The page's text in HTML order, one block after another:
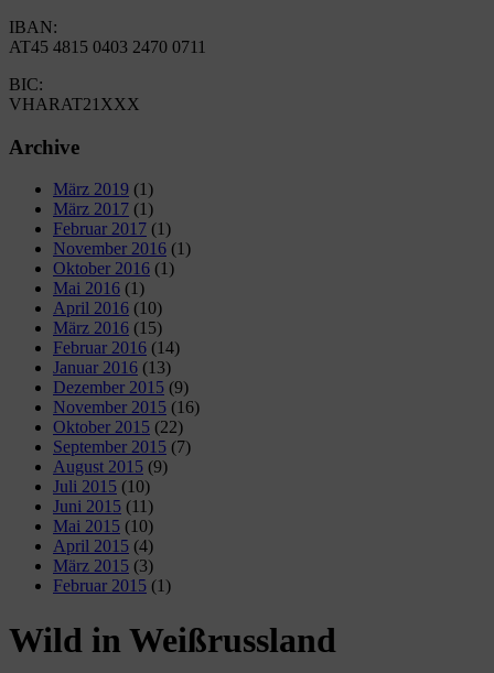
IBAN:
AT45 4815 0403 2470 0711
BIC:
VHARAT21XXX
Archive
März 2019 (1)
März 2017 (1)
Februar 2017 (1)
November 2016 (1)
Oktober 2016 (1)
Mai 2016 (1)
April 2016 (10)
März 2016 (15)
Februar 2016 (14)
Januar 2016 (13)
Dezember 2015 (9)
November 2015 (16)
Oktober 2015 (22)
September 2015 (7)
August 2015 (9)
Juli 2015 (10)
Juni 2015 (11)
Mai 2015 (10)
April 2015 (4)
März 2015 (3)
Februar 2015 (1)
Wild in Weißrussland